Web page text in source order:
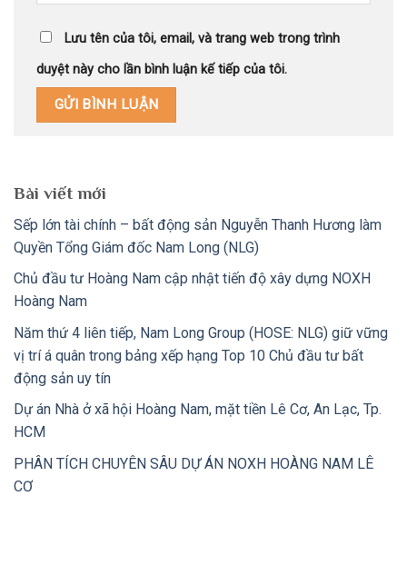
Lưu tên của tôi, email, và trang web trong trình
duyệt này cho lần bình luận kế tiếp của tôi.
Bài viết mới
Sếp lớn tài chính – bất động sản Nguyễn Thanh Hương làm
Quyền Tổng Giám đốc Nam Long (NLG)
Chủ đầu tư Hoàng Nam cập nhật tiến độ xây dựng NOXH
Hoàng Nam
Năm thứ 4 liên tiếp, Nam Long Group (HOSE: NLG) giữ vững
vị trí á quân trong bảng xếp hạng Top 10 Chủ đầu tư bất
động sản uy tín
Dự án Nhà ở xã hội Hoàng Nam, mặt tiền Lê Cơ, An Lạc, Tp.
HCM
PHÂN TÍCH CHUYÊN SÂU DỰ ÁN NOXH HOÀNG NAM LÊ
CƠ